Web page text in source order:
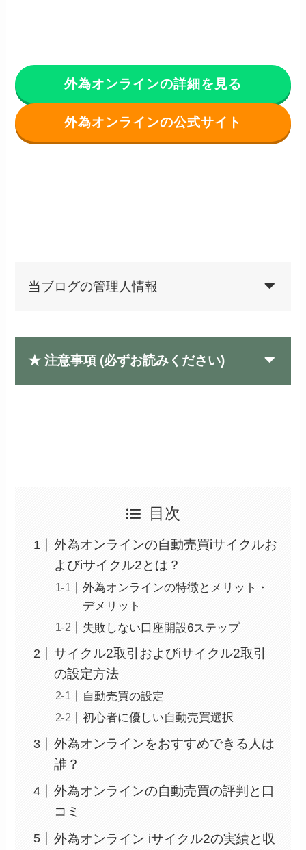
外為オンラインの詳細を見る
外為オンラインの公式サイト
当ブログの管理人情報
★ 注意事項 (必ずお読みください)
目次
外為オンラインの自動売買iサイクルお
よびiサイクル2とは？
外為オンラインの特徴とメリット・
デメリット
失敗しない口座開設6ステップ
サイクル2取引およびiサイクル2取引
の設定方法
自動売買の設定
初心者に優しい自動売買選択
外為オンラインをおすすめできる人は
誰？
外為オンラインの自動売買の評判と口
コミ
外為オンライン iサイクル2の実績と収